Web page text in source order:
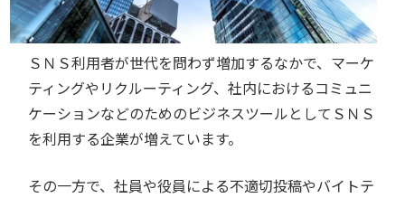
ＳＮＳ利用者が世代を問わず増加するなかで、マーケ
ティングやリクルーティング、社内におけるコミュニ
ケーションなどのためのビジネスツールとしてＳＮＳ
を利用する企業が増えています。
その一方で、社員や役員による不適切投稿やバイトテ